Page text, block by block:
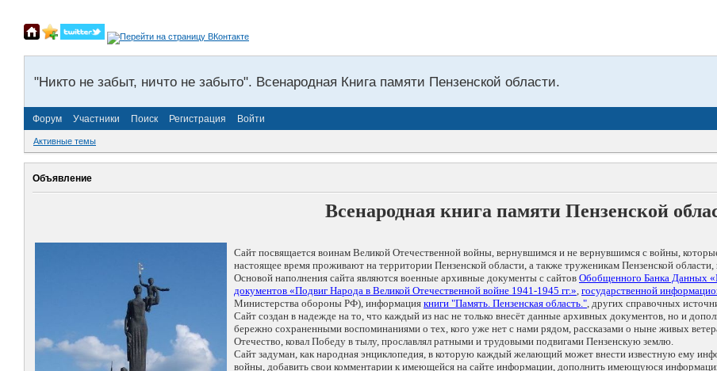
"Никто не забыт, ничто не забыто". Всенародная Книга памяти Пензенской области.
Форум Участники Поиск Регистрация Войти
Активные темы
Объявление
Всенародная книга памяти Пензенской
Сайт посвящается воинам Великой Отечественной войны, вернувшимся и не вернувшимся с войны,
настоящее время проживают на территории Пензенской области, а также труженикам Пензенской
Основой наполнения сайта являются военные архивные документы с сайтов Обобщенного Банка Данных
документов «Подвиг Народа в Великой Отечественной войне 1941-1945 гг.», государственной
Министерства обороны РФ), информация книги "Память. Пензенская область.", других справочных
Сайт создан в надежде на то, что каждый из нас не только внесёт данные архивных документов, но и
бережно сохраненными воспоминаниями о тех, кого уже нет с нами рядом, рассказами о ныне живых
Отечество, ковал Победу в тылу, прославлял ратными и трудовыми подвигами Пензенскую землю.
Сайт задуман, как народная энциклопедия, в которую каждый желающий может внести известную ему
войны, добавить свои комментарии к имеющейся на сайте информации, дополнить имеющуюся